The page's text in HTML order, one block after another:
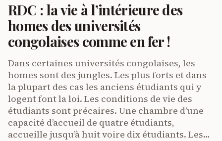
RDC : la vie à l’intérieure des
homes des universités
congolaises comme en fer !
Dans certaines universités congolaises, les
homes sont des jungles. Les plus forts et dans
la plupart des cas les anciens étudiants qui y
logent font la loi. Les conditions de vie des
étudiants sont précaires. Une chambre d’une
capacité d’accueil de quatre étudiants,
accueille jusqu’à huit voire dix étudiants. Les…